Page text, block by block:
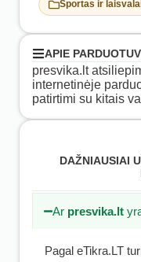
Sportas ir
APIE
presvika.lt
internetinėje
patirtimi su kitais
DAŽNIAUSIAI
Ar presvika.lt
Pagal eTikra.LT